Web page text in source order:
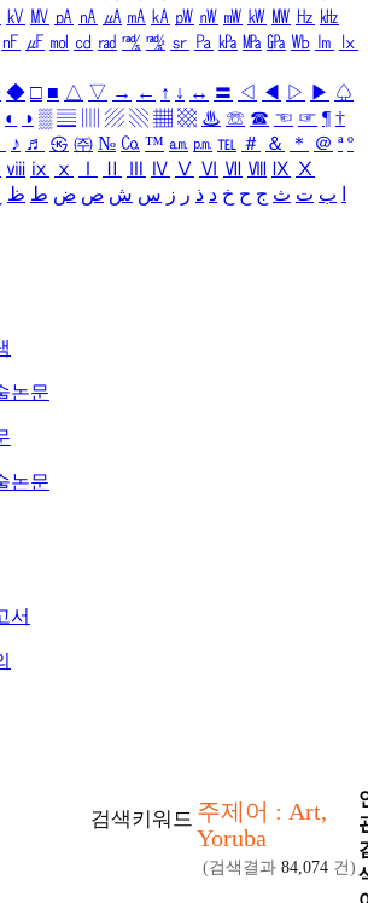
㎸ ㎹ ㎀ ㎁ ㎂ ㎃ ㎄ ㎺ ㎻ ㎽ ㎾ ㎿ ㎐ ㎑
㎋ ㎌ ㏖ ㏅ ㎭ ㎮ ㎯ ㏛ ㎩ ㎪ ㎫ ㎬ ㏝ ㏐
㏓
◆ □ ■ △ ▽ → ← ↑ ↓ ↔ 〓 ◁ ◀ ▷ ▶ ♤
◐ ◑ ▒ ▤ ▨ ▧ ▦ ▩ ♨ ☏ ☎ ☜ ☞ ¶ †
♪ ♬ ㉿ ㈜ № ㏇ ™ ㏂ ㏘ ℡ ＃ ＆ ＊ ＠ ª º
ⅷ ⅸ ⅹ Ⅳ Ⅴ Ⅵ Ⅶ Ⅷ Ⅸ Ⅹ
ب ت ث ج ح خ د ذ ر ز س ش ص ض ط ظ
논문
논문
서
검색키워드 주제어 : Art,
Yoruba
(검색결과 84,074 건)